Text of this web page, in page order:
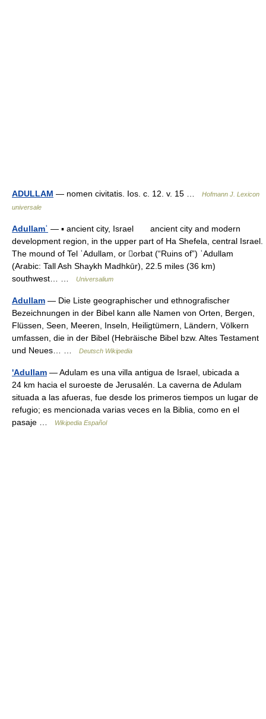
ADULLAM — nomen civitatis. Ios. c. 12. v. 15 …
Hofmann J. Lexicon
universale
Adullamʿ — ▪ ancient city, Israel ancient city and modern
development region, in the upper part of Ha Shefela, central Israel.
The mound of Tel ʿAdullam, or orbat (“Ruins of”) ʿAdullam
(Arabic: Tall Ash Shaykh Madhkūr), 22.5 miles (36 km)
southwest… …
Universalium
Adullam — Die Liste geographischer und ethnografischer
Bezeichnungen in der Bibel kann alle Namen von Orten, Bergen,
Flüssen, Seen, Meeren, Inseln, Heiligtümern, Ländern, Völkern
umfassen, die in der Bibel (Hebräische Bibel bzw. Altes Testament
und Neues… …
Deutsch Wikipedia
'Adullam — Adulam es una villa antigua de Israel, ubicada a
24 km hacia el suroeste de Jerusalén. La caverna de Adulam
situada a las afueras, fue desde los primeros tiempos un lugar de
refugio; es mencionada varias veces en la Biblia, como en el
pasaje …
Wikipedia Español